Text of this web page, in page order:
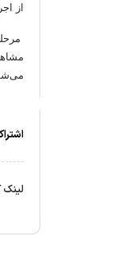
از
لینک